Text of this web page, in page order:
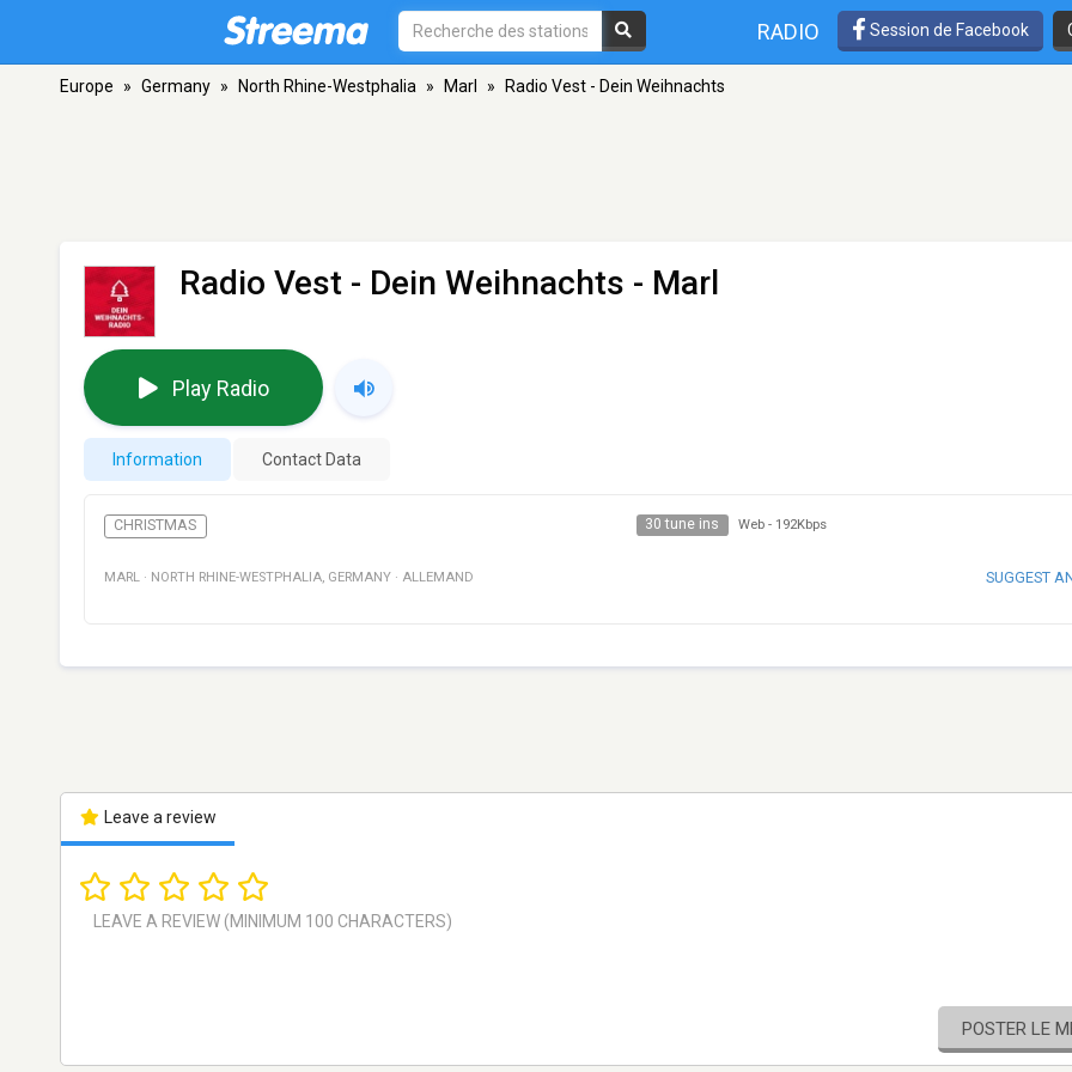
RADIO Session de Facebook
Europe » Germany » North Rhine-Westphalia » Marl » Radio Vest - Dein Weihnachts
Radio Vest - Dein Weihnachts - Marl
Play Radio
Information Contact Data
CHRISTMAS 30 tune ins Web - 192Kbps
MARL · NORTH RHINE-WESTPHALIA, GERMANY · ALLEMAND SUGGEST
Leave a review
POSTER LE